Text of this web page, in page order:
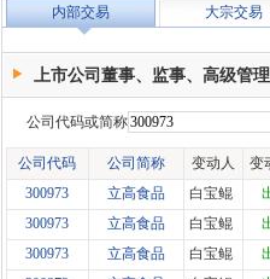
内部交易 大宗交易
上市公司董事、监事、高级管
公司代码或简称
公司代码 公司简称 变动人 变
300973
立高食品 白宝鲲
300973
立高食品 白宝鲲
300973
立高食品 白宝鲲